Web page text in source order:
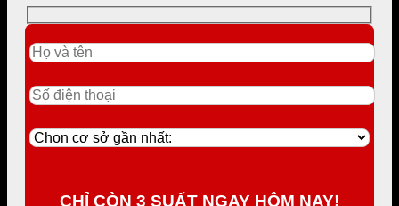
CHỈ CÒN 3 SUẤT NGAY HÔM NAY!